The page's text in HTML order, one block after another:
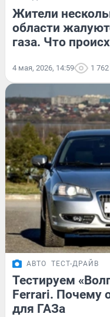
Жители
области
газа. Что
4 мая, 2026, 14:59 1 762
АВТО ТЕСТ-ДРАЙВ
Тестируем
Ferrari. Почему
для ГАЗа